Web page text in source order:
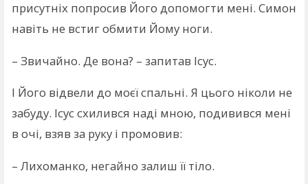
присутніх попросив Його допомогти мені. Симон
навіть не встиг обмити Йому ноги.
– Звичайно. Де вона? – запитав Ісус.
І Його відвели до моєї спальні. Я цього ніколи не
забуду. Ісус схилився наді мною, подивився мені
в очі, взяв за руку і промовив:
– Лихоманко, негайно залиш її тіло.